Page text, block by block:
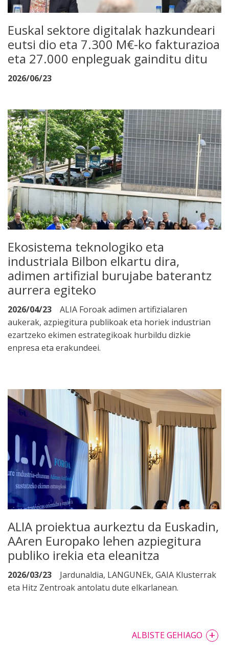
Euskal sektore digitalak hazkundeari
eutsi dio eta 7.300 M€-ko fakturazioa
eta 27.000 enpleguak gainditu ditu
2026/06/23
Ekosistema teknologiko eta
industriala Bilbon elkartu dira,
adimen artifizial burujabe baterantz
aurrera egiteko
2026/04/23
ALIA Foroak adimen artifizialaren
aukerak, azpiegitura publikoak eta horiek industrian
ezartzeko ekimen estrategikoak hurbildu dizkie
enpresa eta erakundeei.
ALIA proiektua aurkeztu da Euskadin,
AAren Europako lehen azpiegitura
publiko irekia eta eleanitza
2026/03/23
Jardunaldia, LANGUNEk, GAIA Klusterrak
eta Hitz Zentroak antolatu dute elkarlanean.
ALBISTE GEHIAGO +